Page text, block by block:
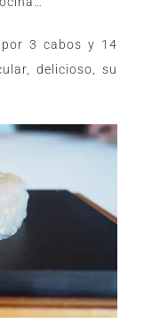
por 3 cabos y 14
delicioso, su